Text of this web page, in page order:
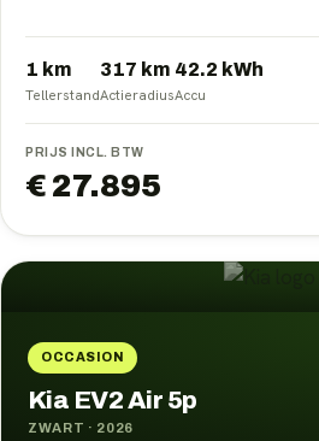
1 km
Tellerstand
317 km
Actieradius
42.2 kWh
Accu
PRIJS INCL. BTW
€ 27.895
OCCASION
Kia EV2 Air 5p
ZWART · 2026